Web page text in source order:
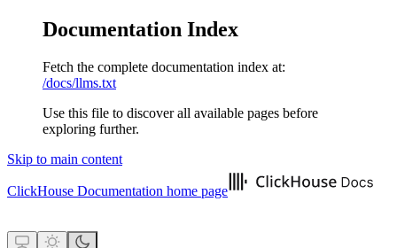
Documentation Index
Fetch the complete documentation index at:
/docs/llms.txt
Use this file to discover all available pages before
exploring further.
Skip to main content
ClickHouse Documentation home page